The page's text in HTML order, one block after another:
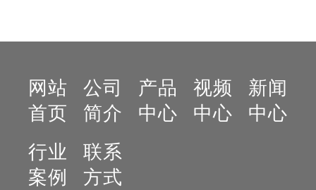
网站
首页
公司
简介
产品
中心
视频
中心
新闻
中心
行业
案例
联系
方式